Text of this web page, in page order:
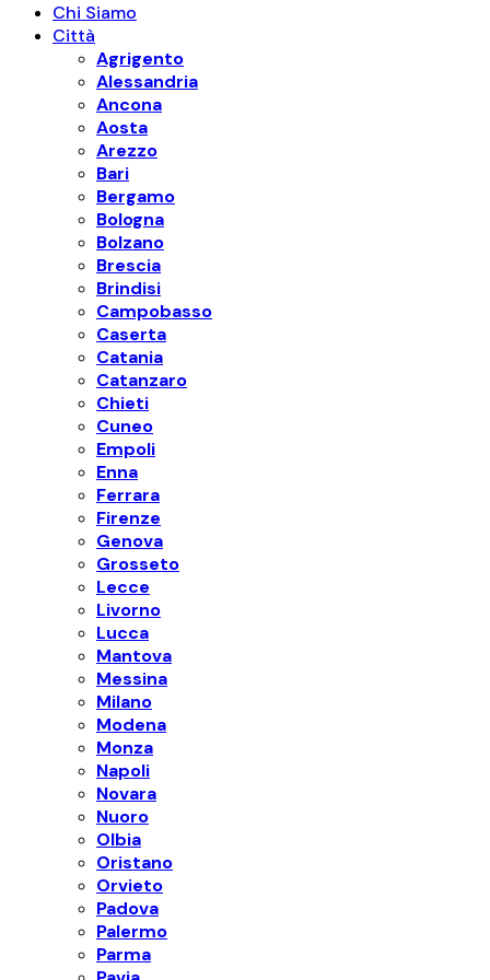
Chi Siamo
Città
Agrigento
Alessandria
Ancona
Aosta
Arezzo
Bari
Bergamo
Bologna
Bolzano
Brescia
Brindisi
Campobasso
Caserta
Catania
Catanzaro
Chieti
Cuneo
Empoli
Enna
Ferrara
Firenze
Genova
Grosseto
Lecce
Livorno
Lucca
Mantova
Messina
Milano
Modena
Monza
Napoli
Novara
Nuoro
Olbia
Oristano
Orvieto
Padova
Palermo
Parma